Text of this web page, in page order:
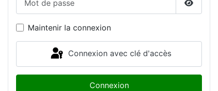
Maintenir la connexion
Connexion avec clé d'accès
Connexion